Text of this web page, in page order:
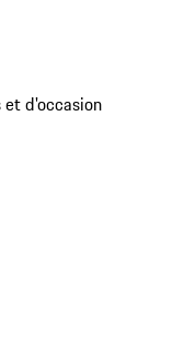
et d'occasion